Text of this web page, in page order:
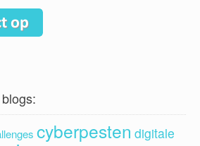
cyberpesten digitale